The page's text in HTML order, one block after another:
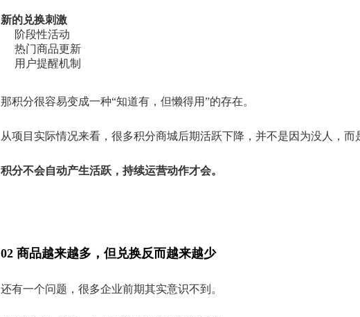
新的兑换刺激
阶段性活动
热门商品更新
用户提醒机制
那积分很容易变成一种“知道有，但懒得用”的存在。
从项目实际情况来看，很多积分商城后期活跃下降，并不是因为没人，而
积分不会自动产生活跃，持续运营动作才会。
02 商品越来越多，但兑换反而越来越少
还有一个问题，很多企业前期其实意识不到。